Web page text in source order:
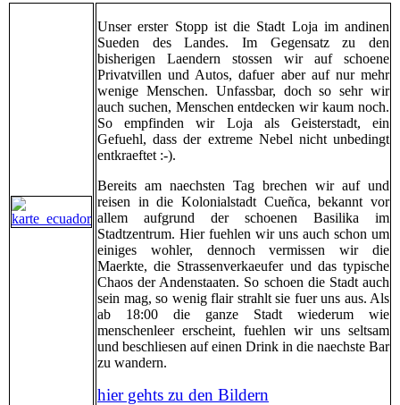
Unser erster Stopp ist die Stadt Loja im andinen
Sueden des Landes. Im Gegensatz zu den
bisherigen Laendern stossen wir auf schoene
Privatvillen und Autos, dafuer aber auf nur mehr
wenige Menschen. Unfassbar, doch so sehr wir
auch suchen, Menschen entdecken wir kaum noch.
So empfinden wir Loja als Geisterstadt, ein
Gefuehl, dass der extreme Nebel nicht unbedingt
entkraeftet :-).
Bereits am naechsten Tag brechen wir auf und
reisen in die Kolonialstadt Cueñca, bekannt vor
allem aufgrund der schoenen Basilika im
Stadtzentrum. Hier fuehlen wir uns auch schon um
einiges wohler, dennoch vermissen wir die
Maerkte, die Strassenverkaeufer und das typische
Chaos der Andenstaaten. So schoen die Stadt auch
sein mag, so wenig flair strahlt sie fuer uns aus. Als
ab 18:00 die ganze Stadt wiederum wie
menschenleer erscheint, fuehlen wir uns seltsam
und beschliesen auf einen Drink in die naechste Bar
zu wandern.
hier gehts zu den Bildern